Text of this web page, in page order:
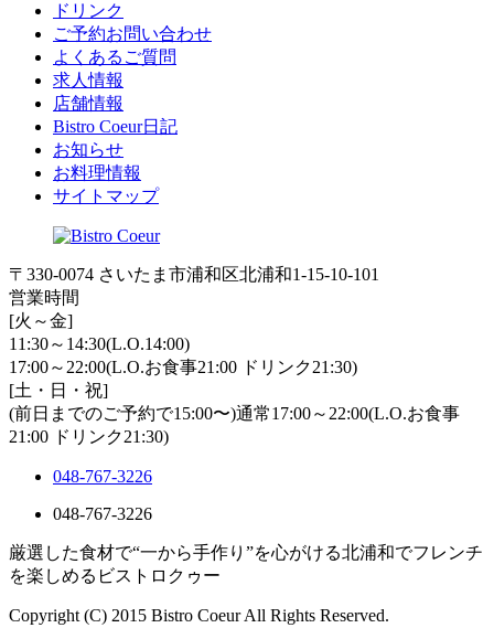
ドリンク
ご予約お問い合わせ
よくあるご質問
求人情報
店舗情報
Bistro Coeur日記
お知らせ
お料理情報
サイトマップ
〒330-0074 さいたま市浦和区北浦和1-15-10-101
営業時間
[火～金]
11:30～14:30(L.O.14:00)
17:00～22:00(L.O.お食事21:00 ドリンク21:30)
[土・日・祝]
(前日までのご予約で15:00〜)通常17:00～22:00(L.O.お食事
21:00 ドリンク21:30)
048-767-3226
048-767-3226
厳選した食材で“一から手作り”を心がける北浦和でフレンチ
を楽しめるビストロクゥー
Copyright (C) 2015 Bistro Coeur All Rights Reserved.